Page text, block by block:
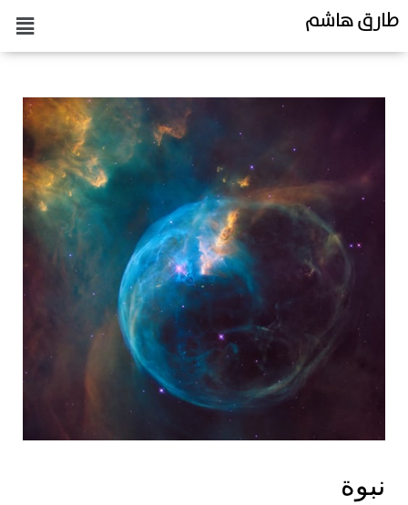
طارق هاشم
نبوة